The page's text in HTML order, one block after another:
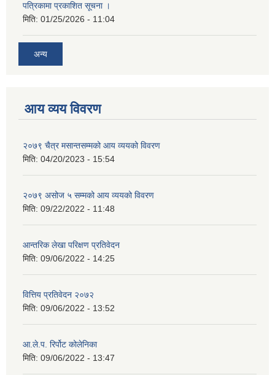
पत्रिकामा प्रकाशित सूचना ।
मिति: 01/25/2026 - 11:04
अन्य
आय व्यय विवरण
२०७९ चैत्र मसान्तसम्मको आय व्ययको विवरण
मिति: 04/20/2023 - 15:54
२०७९ असोज ५ सम्मको आय व्ययको विवरण
मिति: 09/22/2022 - 11:48
आन्तरिक लेखा परिक्षण प्रतिवेदन
मिति: 09/06/2022 - 14:25
वित्तिय प्रतिवेदन २०७२
मिति: 09/06/2022 - 13:52
आ.ले.प. रिर्पोट कोलेनिका
मिति: 09/06/2022 - 13:47